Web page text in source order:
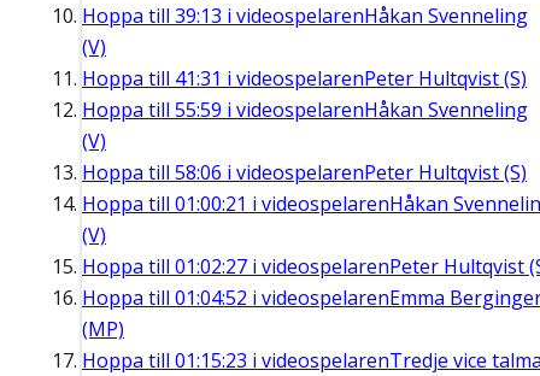
Hoppa till 39:13 i videospelarenHåkan Svenneling
(V)
Hoppa till 41:31 i videospelarenPeter Hultqvist (S)
Hoppa till 55:59 i videospelarenHåkan Svenneling
(V)
Hoppa till 58:06 i videospelarenPeter Hultqvist (S)
Hoppa till 01:00:21 i videospelarenHåkan
(V)
Hoppa till 01:02:27 i videospelarenPeter Hultqvist
Hoppa till 01:04:52 i videospelarenEmma
(MP)
Hoppa till 01:15:23 i videospelarenTredje vice